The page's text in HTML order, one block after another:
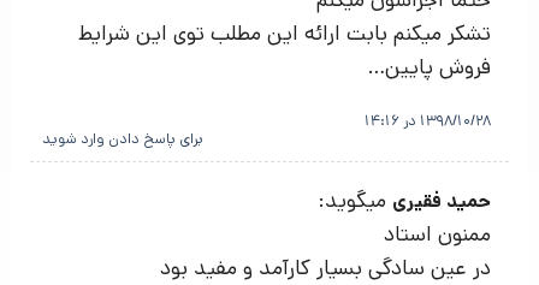
تشکر میکنم بابت ارائه این مطلب توی این شرایط
فروش پایین…
1398/10/28 در 14:16
برای پاسخ دادن وارد شوید
حمید فقیری میگوید:
ممنون استاد
در عین سادگی بسیار کارآمد و مفید بود